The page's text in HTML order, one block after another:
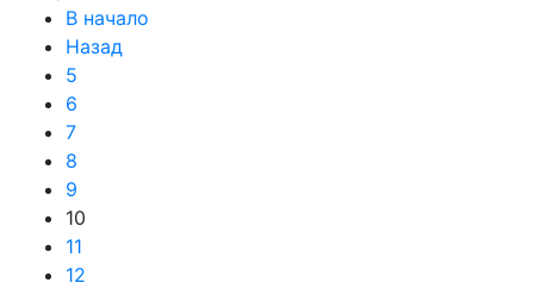
В начало
Назад
5
6
7
8
9
10
11
12